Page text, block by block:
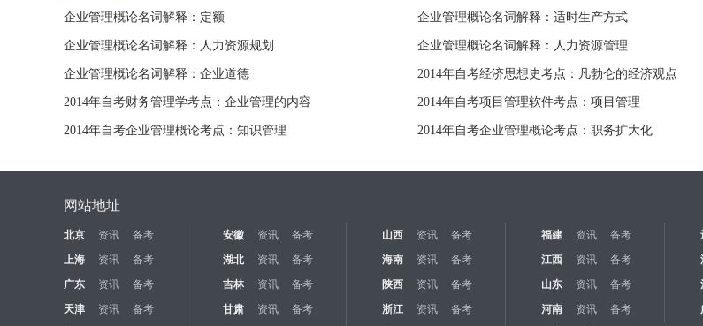
企业管理概论名词解释：定额 企业管理概论名词解释：适时生产方式
企业管理概论名词解释：人力资源规划 企业管理概论名词解释：人力资源管理
企业管理概论名词解释：企业道德 2014年自考经济思想史考点：凡勃仑的经济观点
2014年自考财务管理学考点：企业管理的内容 2014年自考项目管理软件考点：项目管理
2014年自考企业管理概论考点：知识管理 2014年自考企业管理概论考点：职务扩大化
网站地址
北京 资讯 备考 安徽 资讯 备考 山西 资讯 备考 福建 资讯 备考
上海
资讯 备考 湖北 资讯 备考 海南 资讯 备考 江西 资讯 备考
广东
资讯 备考 吉林 资讯 备考 陕西 资讯 备考 山东 资讯 备考
天津
资讯 备考 甘肃 资讯 备考 浙江 资讯 备考 河南 资讯 备考